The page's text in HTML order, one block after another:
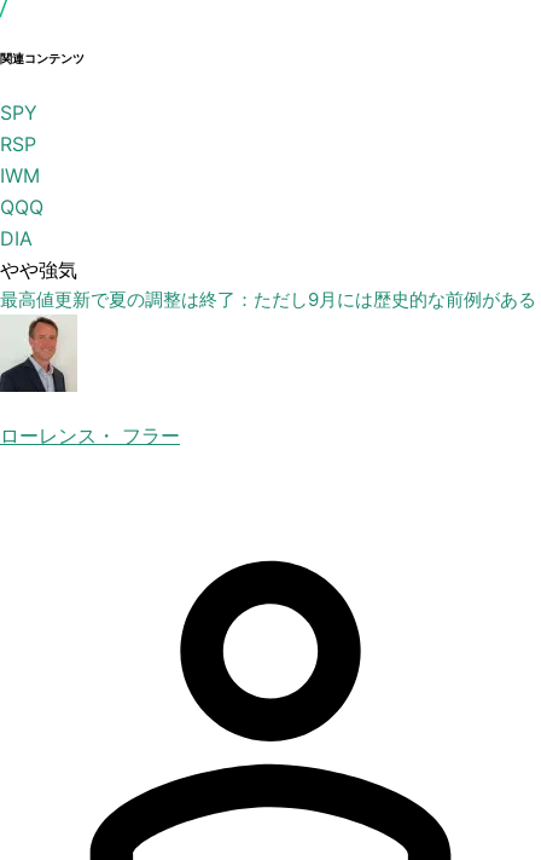
関連コンテンツ
SPY
RSP
IWM
QQQ
DIA
やや強気
最高値更新で夏の調整は終了：ただし9月には歴史的な前例がある
ローレンス・ フラー